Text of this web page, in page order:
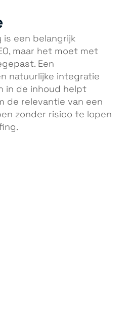
een belangrijk
maar het moet met
Een
natuurlijke integratie
in de inhoud helpt
de relevantie van een
zonder risico te lopen